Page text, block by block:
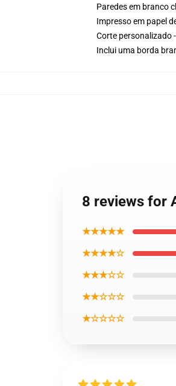
Paredes em branco
Impresso em papel
Corte personalizado
Inclui uma borda
8 reviews for
★★★★★
★★★★☆
★★★☆☆
★★☆☆☆
★☆☆☆☆